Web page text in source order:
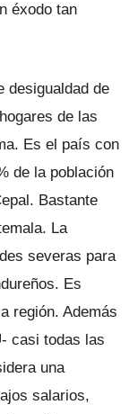
éxodo tan
desigualdad de
de las
Es el país con
de la población
Bastante
La
severas para
Es
región. Ade­más
casi todas las
una
salarios,